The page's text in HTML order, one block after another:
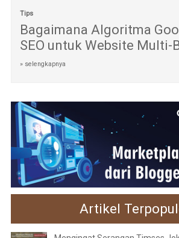
Tips
Bagaimana Algoritma
SEO untuk Website Multi-
» selengkapnya
Artikel